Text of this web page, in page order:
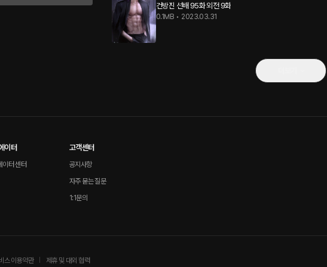
건방진 선배 95화 외전 9화
0.1MB • 2023.03.31
이터
이터 센터
고객센터
공지사항
자주 묻는 질문
1:1문의
스 이용약관 제휴 및 대외 협력